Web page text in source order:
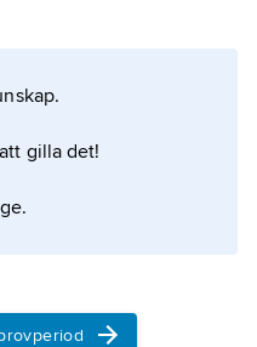
spreds
runt
Rom, i
två centrum för
gilla det!